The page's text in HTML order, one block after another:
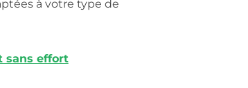
à votre type de
sans effort